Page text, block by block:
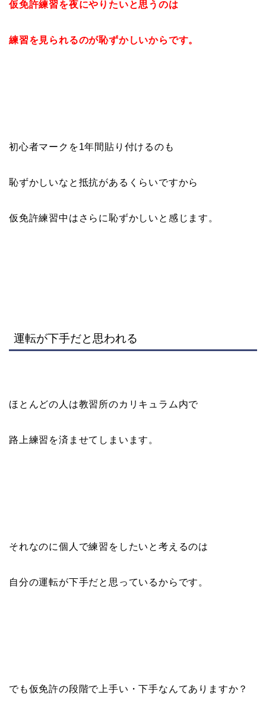
仮免許練習を夜にやりたいと思うのは
練習を見られるのが恥ずかしいからです。
初心者マークを1年間貼り付けるのも
恥ずかしいなと抵抗があるくらいですから
仮免許練習中はさらに恥ずかしいと感じます。
運転が下手だと思われる
ほとんどの人は教習所のカリキュラム内で
路上練習を済ませてしまいます。
それなのに個人で練習をしたいと考えるのは
自分の運転が下手だと思っているからです。
でも仮免許の段階で上手い・下手なんてありますか？